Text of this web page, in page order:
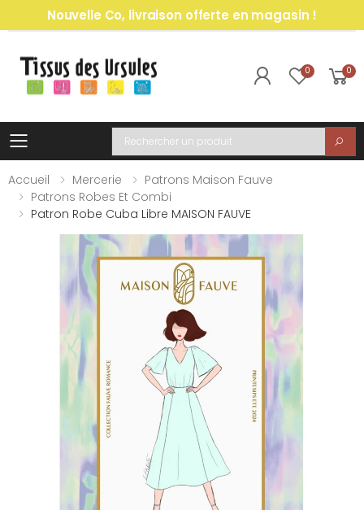
Nouvelle Co, livraison offerte en magasin !
0 0
Toggle mobile menu
Recherche
Accueil
Mercerie
Patrons Maison Fauve
Patrons Robes Et Combi
Patron Robe Cuba Libre MAISON FAUVE